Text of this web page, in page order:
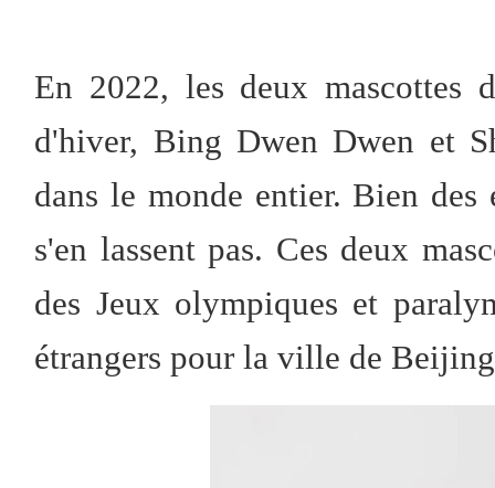
En 2022, les deux mascottes
d'hiver, Bing Dwen Dwen et
dans le monde entier. Bien
s'en lassent pas. Ces deux
des Jeux olympiques et
étrangers pour la ville de